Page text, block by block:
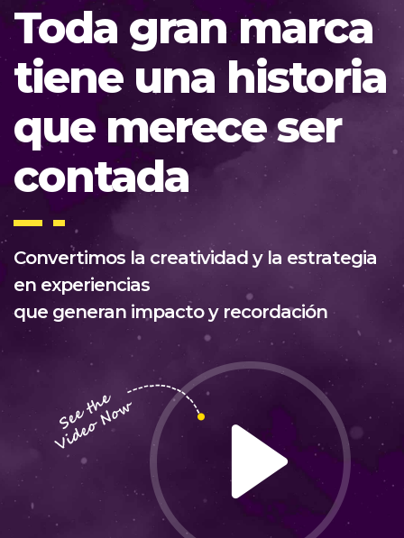
Toda gran marca
tiene una historia
que merece ser
contada
Convertimos la creatividad y la estrategia
en experiencias
que generan impacto y recordación